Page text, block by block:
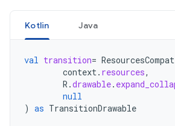
Kotlin Java
val transition= ResourcesCompat
context. resources,
R .drawable.
null
) as TransitionDrawable